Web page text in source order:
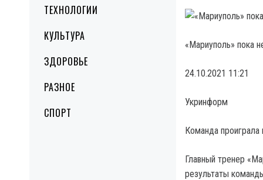
ТЕХНОЛОГИИ
КУЛЬТУРА
ЗДОРОВЬЕ
РАЗНОЕ
СПОРТ
«Мариуполь» пока
24.10.2021 11:21
Укринформ
Команда проиграла
Главный тренер
результаты